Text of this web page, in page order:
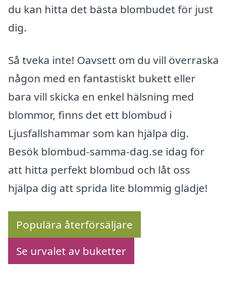
du kan hitta det bästa blombudet för just
dig.
Så tveka inte! Oavsett om du vill överraska
någon med en fantastiskt bukett eller
bara vill skicka en enkel hälsning med
blommor, finns det ett blombud i
Ljusfallshammar som kan hjälpa dig.
Besök blombud-samma-dag.se idag för
att hitta perfekt blombud och låt oss
hjälpa dig att sprida lite blommig glädje!
Populära återförsäljare
Se urvalet av buketter